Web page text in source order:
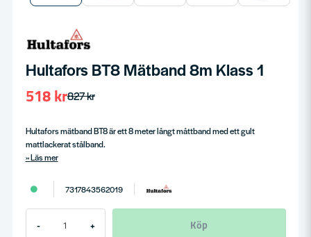
Hultafors BT8 Mätband 8m Klass 1
827 kr
518 kr
Hultafors mätband BT8 är ett 8 meter långt måttband med ett gult
mattlackerat stålband.
Läs mer
7317843562019
- + Köp